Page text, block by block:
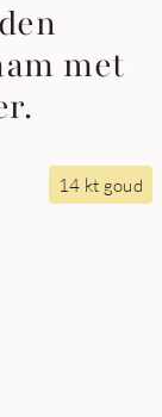
met
14 kt goud